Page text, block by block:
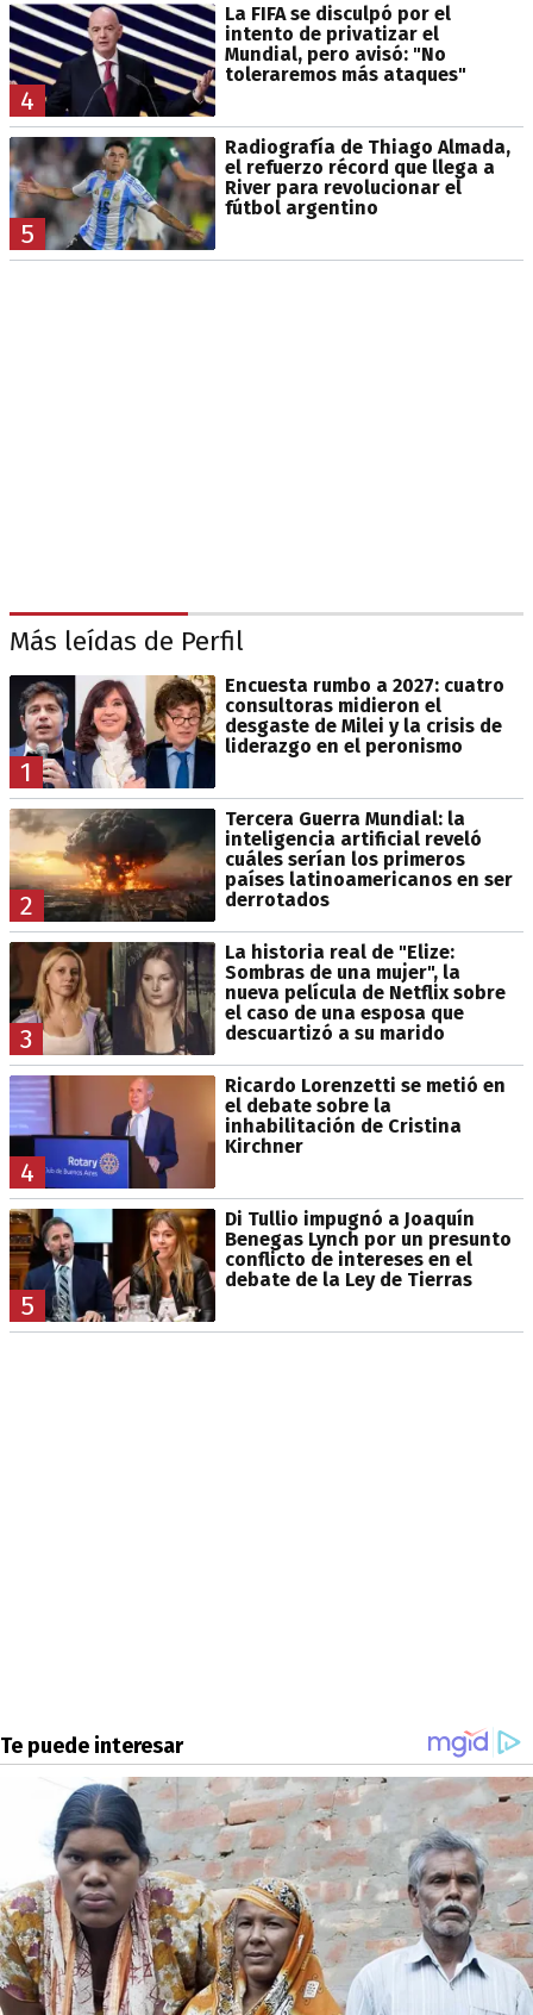
4
La FIFA se disculpó por el
intento de privatizar el
Mundial, pero avisó: "No
toleraremos más ataques"
5
Radiografía de Thiago Almada,
el refuerzo récord que llega a
River para revolucionar el
fútbol argentino
Más leídas de Perfil
1
Encuesta rumbo a 2027: cuatro
consultoras midieron el
desgaste de Milei y la crisis de
liderazgo en el peronismo
2
Tercera Guerra Mundial: la
inteligencia artificial reveló
cuáles serían los primeros
países latinoamericanos en ser
derrotados
3
La historia real de "Elize:
Sombras de una mujer", la
nueva película de Netflix sobre
el caso de una esposa que
descuartizó a su marido
4
Ricardo Lorenzetti se metió en
el debate sobre la
inhabilitación de Cristina
Kirchner
5
Di Tullio impugnó a Joaquín
Benegas Lynch por un presunto
conflicto de intereses en el
debate de la Ley de Tierras